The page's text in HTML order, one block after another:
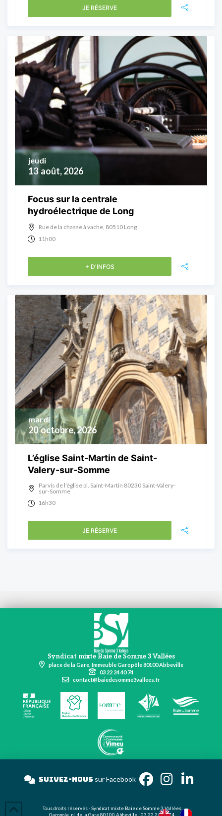
JE RÉSERVE
13 août, 2026
jeudi
Focus sur la centrale
hydroélectrique de Long
Rue de la chasse à vache, 80510 Long
11h00
+ D'INFOS
20 octobre, 2026
mardi
L’église Saint-Martin de Saint-
Valery-sur-Somme
Parvis de l’église pl. Saint-Martin 80230 Saint-Valery-
sur-Somme
16h30
JE RÉSERVE
Syndicat mixte Baie de Somme 3 Vallées
place de la Gare, Immeuble Garopôle 80100 Abbeville
03 22 24 40 74
contact@baiedesomme3vallees.fr
Suivez-noussur Facebo
Tous droits réservés - Syndicat mixte Baie de Somme 3 Vallées
Garopole, pl. de la Gare 80100 Abbeville | 03 22 24 40 74